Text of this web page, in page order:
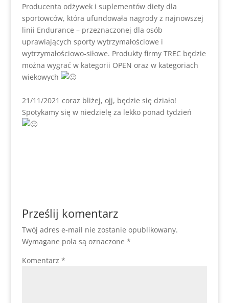
Producenta odżywek i suplementów diety dla
sportowców, która ufundowała nagrody z najnowszej
linii Endurance – przeznaczonej dla osób
uprawiających sporty wytrzymałościowe i
wytrzymałościowo-siłowe. Produkty firmy TREC będzie
można wygrać w kategorii OPEN oraz w kategoriach
wiekowych
21/11/2021 coraz bliżej, ojj, będzie się działo!
Spotykamy się w niedzielę za lekko ponad tydzień
Prześlij komentarz
Twój adres e-mail nie zostanie opublikowany.
Wymagane pola są oznaczone *
Komentarz *